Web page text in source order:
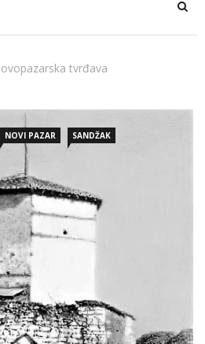
tvrđava
NOVI PAZAR SANDŽAK